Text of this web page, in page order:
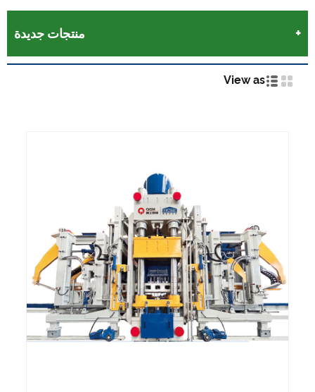
منتجات جديدة
View as